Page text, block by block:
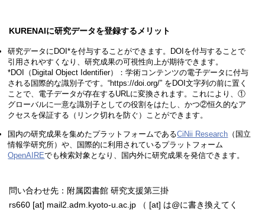
KURENAIに研究データを登録するメリット
研究データにDOI*を付与することができます。DOIを付与することで
引用されやすくなり、研究成果の可視性向上が期待できます。
*DOI（Digital Object Identifier）：学術コンテンツの電子データに付与
される国際的な識別子です。“https://doi.org/” をDOI文字列の前に置く
ことで、電子データが存在するURLに変換されます。これにより、①
グローバルに一意な識別子としての役割をはたし、かつ②恒久的なア
クセスを保証する（リンク切れを防ぐ）ことができます。
国内の研究成果を集めたプラットフォームであるCiNii Research （国立
情報学研究所）や、国際的に利用されているプラットフォーム
OpenAIREでも検索対象となり、国内外に研究成果を発信できます。
問い合わせ先：附属図書館 研究支援第三掛
rs660 [at] mail2.adm.kyoto-u.ac.jp （ [at] は@に書き換えてく